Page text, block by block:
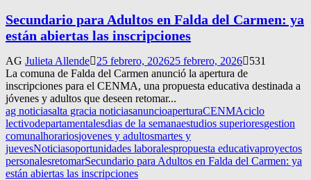
Secundario para Adultos en Falda del Carmen: ya
están abiertas las inscripciones
AG Julieta Allende 25 febrero, 202625 febrero, 2026
531
La comuna de Falda del Carmen anunció la apertura de
inscripciones para el CENMA, una propuesta educativa destinada a
jóvenes y adultos que deseen retomar...
ag noticiasalta gracia noticiasanuncioaperturaCENMAciclo
lectivodepartamentalesdias de la semanaestudios superioresgestion
comunalhorariosjovenes y adultosmartes y
juevesNoticiasoportunidades laboralespropuesta educativaproyectos
personalesretomarSecundario para Adultos en Falda del Carmen: ya
están abiertas las inscripciones